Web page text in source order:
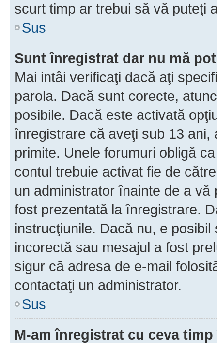
scurt timp ar trebui să vă puteţi
Sus
Sunt înregistrat dar nu mă
Mai intâi verificaţi dacă aţi
parola. Dacă sunt corecte,
posibile. Dacă este activată
înregistrare că aveţi sub 13
primite. Unele forumuri obligă
contul trebuie activat fie de
un administrator înainte de a
fost prezentată la înregistrare.
instrucţiunile. Dacă nu, e
incorectă sau mesajul a fost
sigur că adresa de e-mail
contactaţi un administrator.
Sus
M-am înregistrat cu ceva